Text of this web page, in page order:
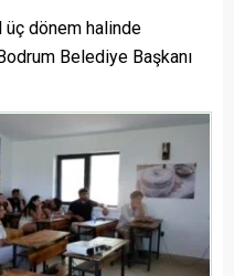
üç dönem halinde
Belediye Başkanı